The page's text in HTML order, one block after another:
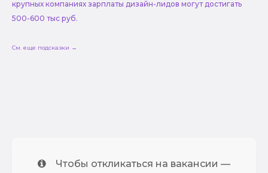
крупных компаниях зарплаты дизайн-лидов могут достигать
500-600 тыс руб.
См. еще подсказки →
Чтобы откликаться на вакансии —